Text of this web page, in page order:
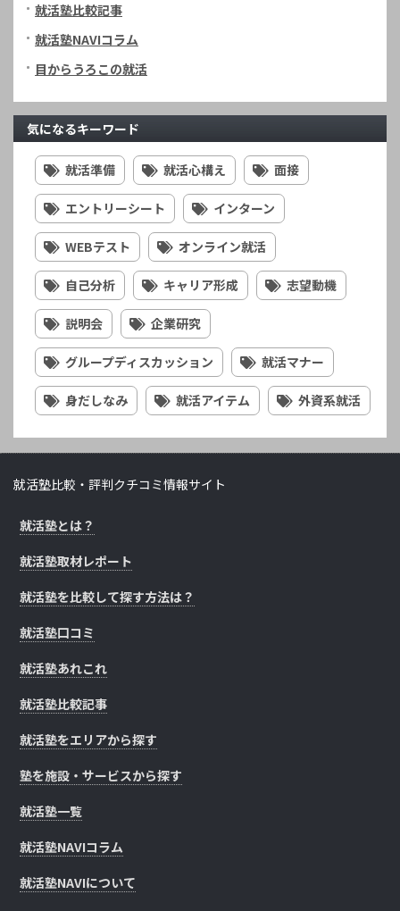
就活塾比較記事
就活塾NAVIコラム
目からうろこの就活
気になるキーワード
就活準備 就活心構え 面接
エントリーシート インターン
WEBテスト オンライン就活
自己分析 キャリア形成 志望動機
説明会 企業研究
グループディスカッション 就活マナー
身だしなみ 就活アイテム 外資系就活
就活塾比較・評判クチコミ情報サイト
就活塾とは？
就活塾取材レポート
就活塾を比較して探す方法は？
就活塾口コミ
就活塾あれこれ
就活塾比較記事
就活塾をエリアから探す
塾を施設・サービスから探す
就活塾一覧
就活塾NAVIコラム
就活塾NAVIについて